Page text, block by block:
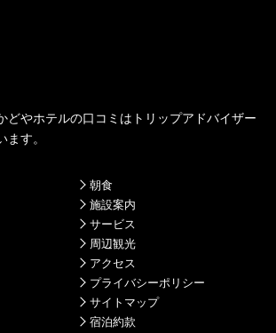
どやホテルの口コミは トリップアドバイザー
ます。
朝食
施設案内
サービス
周辺観光
アクセス
プライバシーポリシー
サイトマップ
宿泊約款